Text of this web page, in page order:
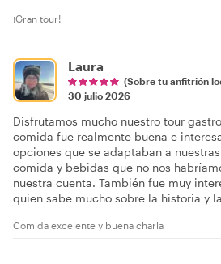
¡Gran tour!
Laura
(Sobre tu anfitrión
30 julio 2026
Disfrutamos mucho nuestro tour
comida fue realmente buena e
opciones que se adaptaban a
comida y bebidas que no nos
nuestra cuenta. También fue muy
quien sabe mucho sobre la historia y
Comida excelente y buena charla